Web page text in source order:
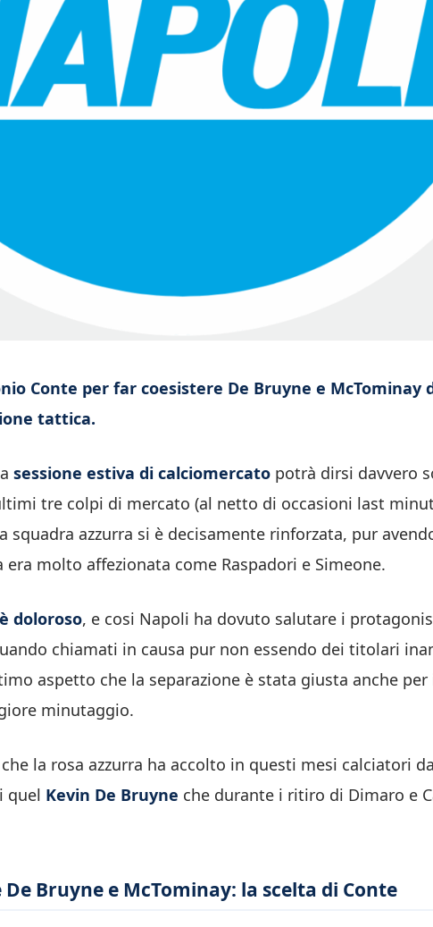
Conte per far coesistere De Bruyne e McTominay
tattica.
sessione estiva di calciomercato potrà dirsi davvero
tre colpi di mercato (al netto di occasioni last
squadra azzurra si è decisamente rinforzata, pur
molto affezionata come Raspadori e Simeone.
doloroso, e cosi Napoli ha dovuto salutare i
chiamati in causa pur non essendo dei titolari
aspetto che la separazione è stata giusta anche
minutaggio.
la rosa azzurra ha accolto in questi mesi calciatori
quel Kevin De Bruyne che durante i ritiro di Dimaro e
Bruyne e McTominay: la scelta di Conte